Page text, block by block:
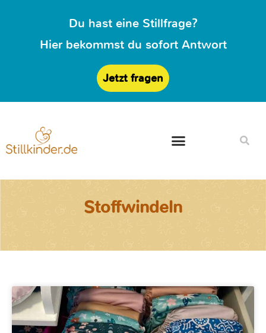
Du hast eine Stillfrage?
Hier bekommst du sofort Antwort
Jetzt fragen
Stoffwindeln